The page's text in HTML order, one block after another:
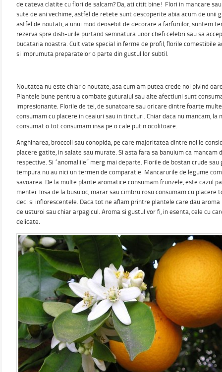
de cateva clatite cu flori de salcam? Da, ati citit bine! Flori in mancare
sute de ani vechime, astfel de retete sunt descoperite abia acum de unii
astfel de noutati, a unui mod deosebit de decorare a farfuriilor, suntem
rezerva spre dish-urile purtand semnatura unor chefi celebri sau sa
bucataria noastra. Cultivate special in ferme de profil, florile comestibile
si imprumuta preparatelor o parte din gustul lor subtil.
Noutatea nu este chiar o noutate, asa cum am putea crede noi pivind
Plantele bune pentru a combate guturaiul sau alte afectiuni sunt
impresionante. Florile de tei, de sunatoare sau oricare dintre foarte
consumam cu placere in ceaiuri sau in tincturi. Chiar daca nu mancam, la
consumat o tot consumam insa pe o cale putin ocolitoare.
Anghinarea, broccoli sau conopida, pe care majoritatea dintre noi le
placere gatite, in salate sau murate. Si asta fara sa banuium ca
respective. Si “anomaliile” merg mai departe. Florile de bostan crude
tempura nu au nici un termen de comparatie. Mancarurile de legume
savoarea. De la multe plante aromatice consumam frunzele, este cazul
mentei. Insa de la busuioc, marar sau cimbru rosu consumam cu placere
deci si inflorescentele. Daca tot ne aflam printre plantele care dau
de usturoi sau chiar arpagicul. Aroma si gustul vor fi, in esenta, cele cu
delicate.